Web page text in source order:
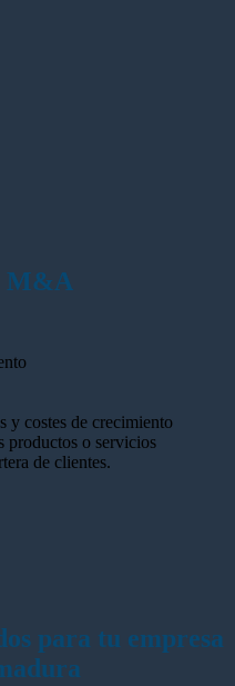
M&A
y costes de crecimiento
productos o servicios
de clientes.
para tu empresa